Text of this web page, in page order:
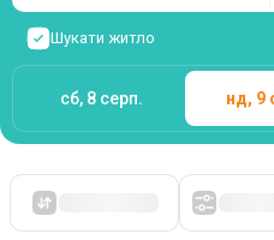
Шукати житло
сб, 8 серп. нд, 9